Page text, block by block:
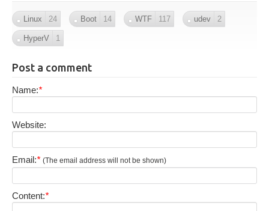
Linux 24 Boot 14 WTF 117 udev 2
HyperV 1
Post a comment
Name:*
Website:
Email:* (The email address will not be shown)
Content:*